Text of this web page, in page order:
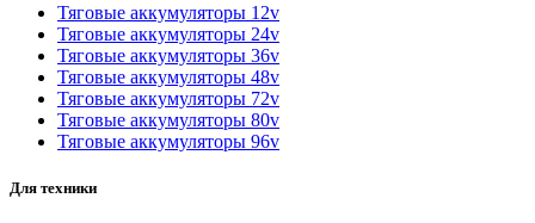
Тяговые аккумуляторы 12v
Тяговые аккумуляторы 24v
Тяговые аккумуляторы 36v
Тяговые аккумуляторы 48v
Тяговые аккумуляторы 72v
Тяговые аккумуляторы 80v
Тяговые аккумуляторы 96v
Для техники